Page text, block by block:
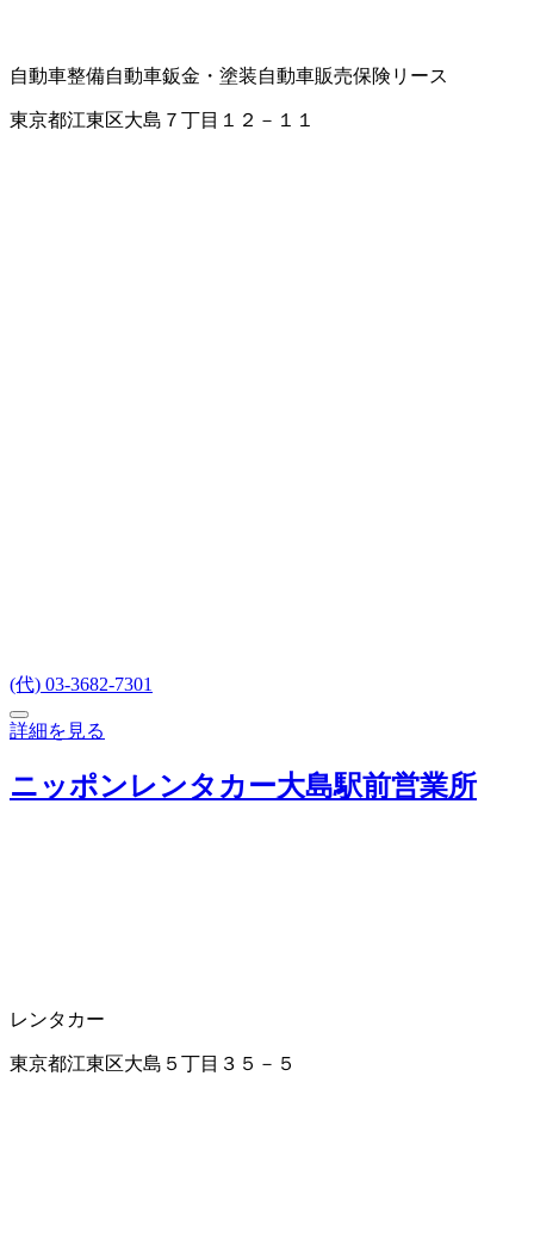
自動車整備自動車鈑金・塗装自動車販売保険 リース
東京都江東区大島７丁目１２－１１
(代) 03-3682-7301
詳細を見る
ニッポンレンタカー大島駅前営業所
レンタカー
東京都江東区大島５丁目３５－５